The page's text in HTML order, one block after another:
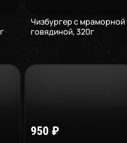
г
Чизбургер с мраморной
говядиной,320г
950 ₽